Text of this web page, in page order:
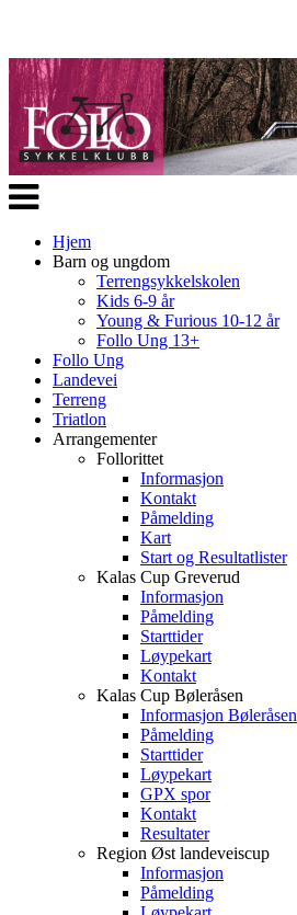
Veksle
navigasjon
Hjem
Barn og ungdom
Terrengsykkelskolen
Kids 6-9 år
Young & Furious 10-12 år
Follo Ung 13+
Follo Ung
Landevei
Terreng
Triatlon
Arrangementer
Follorittet
Informasjon
Kontakt
Påmelding
Kart
Start og Resultatlister
Kalas Cup Greverud
Informasjon
Påmelding
Starttider
Løypekart
Kontakt
Kalas Cup Bøleråsen
Informasjon Bøleråsen
Påmelding
Starttider
Løypekart
GPX spor
Kontakt
Resultater
Region Øst landeveiscup
Informasjon
Påmelding